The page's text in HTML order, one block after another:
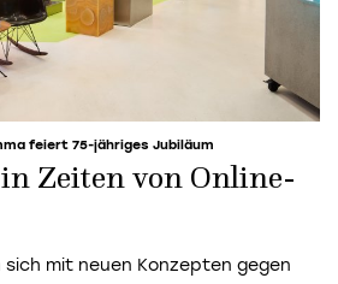
feiert 75-jähriges Jubiläum
Zeiten von Online-
sich mit neuen Konzepten gegen